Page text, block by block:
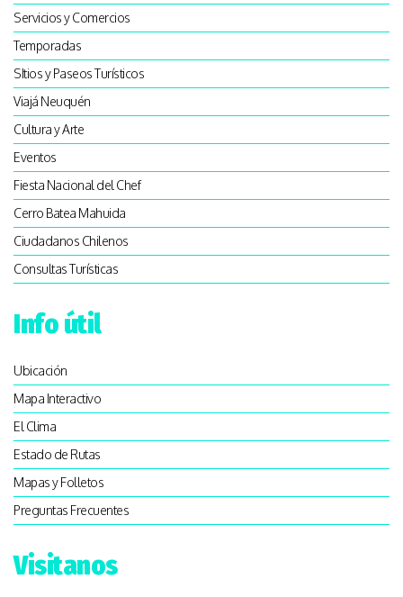
Servicios y Comercios
Temporadas
SItios y Paseos Turísticos
Viajá Neuquén
Cultura y Arte
Eventos
Fiesta Nacional del Chef
Cerro Batea Mahuida
Ciudadanos Chilenos
Consultas Turísticas
Info útil
Ubicación
Mapa Interactivo
El Clima
Estado de Rutas
Mapas y Folletos
Preguntas Frecuentes
Visitanos